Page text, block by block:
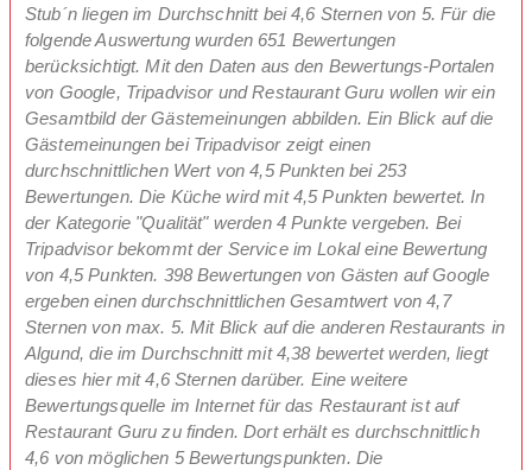
Stub´n liegen im Durchschnitt bei 4,6 Sternen von 5. Für die
folgende Auswertung wurden 651 Bewertungen
berücksichtigt. Mit den Daten aus den Bewertungs-Portalen
von Google, Tripadvisor und Restaurant Guru wollen wir ein
Gesamtbild der Gästemeinungen abbilden. Ein Blick auf die
Gästemeinungen bei Tripadvisor zeigt einen
durchschnittlichen Wert von 4,5 Punkten bei 253
Bewertungen. Die Küche wird mit 4,5 Punkten bewertet. In
der Kategorie "Qualität" werden 4 Punkte vergeben. Bei
Tripadvisor bekommt der Service im Lokal eine Bewertung
von 4,5 Punkten. 398 Bewertungen von Gästen auf Google
ergeben einen durchschnittlichen Gesamtwert von 4,7
Sternen von max. 5. Mit Blick auf die anderen Restaurants in
Algund, die im Durchschnitt mit 4,38 bewertet werden, liegt
dieses hier mit 4,6 Sternen darüber. Eine weitere
Bewertungsquelle im Internet für das Restaurant ist auf
Restaurant Guru zu finden. Dort erhält es durchschnittlich
4,6 von möglichen 5 Bewertungspunkten. Die